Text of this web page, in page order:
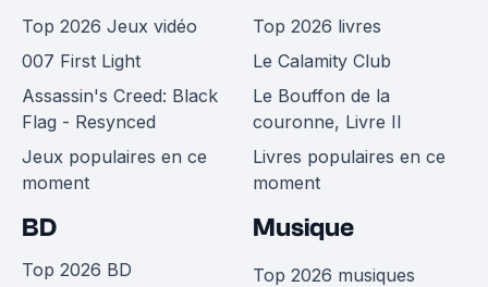
Top 2026 Jeux vidéo
007 First Light
Assassin's Creed: Black
Flag - Resynced
Jeux populaires en ce
moment
Top 2026 livres
Le Calamity Club
Le Bouffon de la
couronne, Livre II
Livres populaires en ce
moment
BD
Top 2026 BD
Musique
Top 2026 musiques